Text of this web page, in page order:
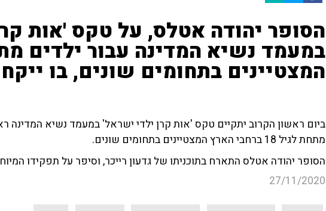
הסופר יהודה אטלס, על טקס 'אות
המצטיינים בתחומים שונים, בו
ביום ראשון הקרוב יתקיים טקס 'אות קרן ילדי ישראל' במעמד נשיא המדינה
מתחת לגיל 18 ברחבי הארץ המצטיינים בתחומים שונים.
הסופר יהודה אטלס התארח בתוכניתו של גדעון רייכר, וסיפר על תפקידו
27/11/2020